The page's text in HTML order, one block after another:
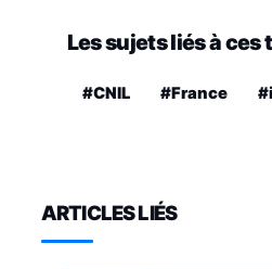
Les sujets liés à
#CNIL #France
ARTICLES LIÉS